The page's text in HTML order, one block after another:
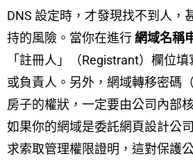
DNS 設定時，才發現找不到人，
持的風險。當你在進行網域名稱
「註冊人」（Registrant）欄位
或負責人。另外，網域轉移密碼
房子的權狀，一定要由公司內部
如果你的網域是委託網頁設計公
求索取管理權限證明，這對保護